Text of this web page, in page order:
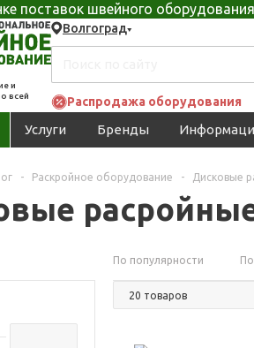
поставок швейного
и
всей
Волгоград
Распродажа оборудования
Услуги Бренды
- Раскройное оборудование - Дисковые
По популярности